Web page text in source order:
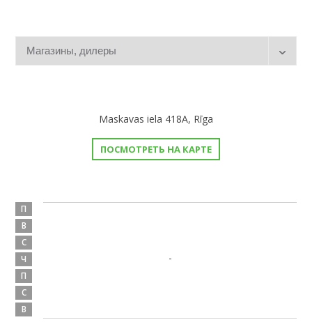
Maskavas iela 418A, Rīga
ПОСМОТРЕТЬ НА КАРТЕ
П
В
С
Ч
П
С
В
-